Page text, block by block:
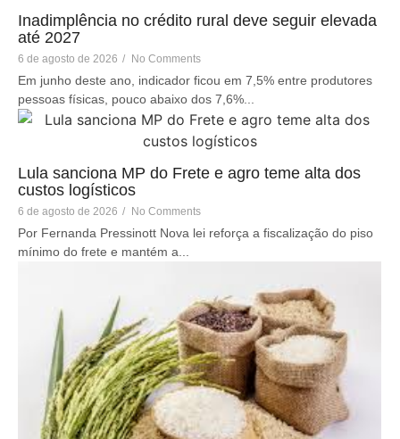
Inadimplência no crédito rural deve seguir elevada
até 2027
6 de agosto de 2026 / No Comments
Em junho deste ano, indicador ficou em 7,5% entre produtores
pessoas físicas, pouco abaixo dos 7,6%...
Lula sanciona MP do Frete e agro teme alta dos
custos logísticos
6 de agosto de 2026 / No Comments
Por Fernanda Pressinott Nova lei reforça a fiscalização do piso
mínimo do frete e mantém a...